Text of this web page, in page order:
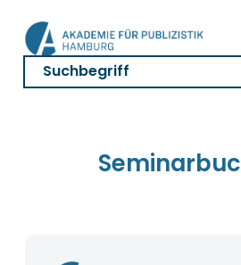
Inhalt
springen